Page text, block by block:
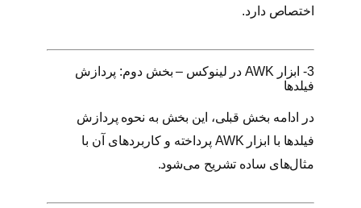
اختصاص دارد.
3- ابزار AWK در لینوکس – بخش دوم: پردازش
فیلدها
در ادامه بخش قبلی، این بخش به نحوه پردازش
فیلدها با ابزار AWK پرداخته و کاربردهای آن با
مثال‌های ساده تشریح می‌شود.